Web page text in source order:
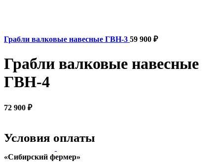
«Сибирский фермер»
Грабли валковые навесные ГВН-3 59 900 ₽
Грабли валковые навесные
ГВН-4
72 900 ₽
Условия оплаты